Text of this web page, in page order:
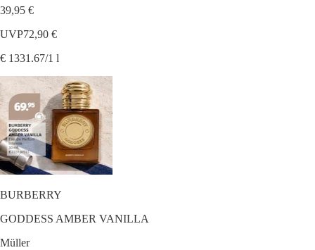
39,95 €
UVP72,90 €
€ 1331.67/1 l
BURBERRY
GODDESS AMBER VANILLA
Müller